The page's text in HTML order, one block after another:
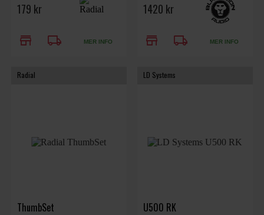
179 kr
store local_shipping MER INFO
1420 kr
store local_shipping MER INFO
Radial
ThumbSet
LD Systems
U500 RK